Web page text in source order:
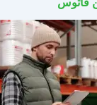
فاتوس